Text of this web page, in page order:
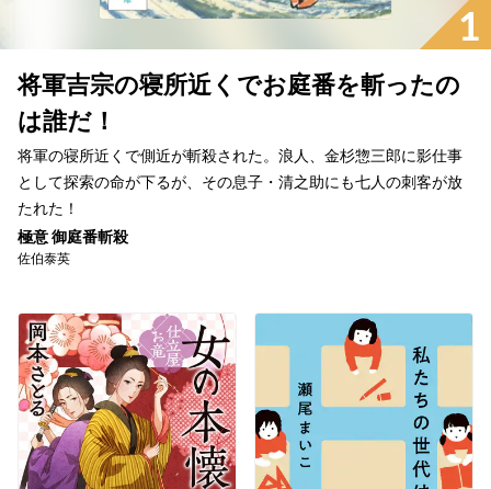
1
将軍吉宗の寝所近くでお庭番を斬ったの
は誰だ！
将軍の寝所近くで側近が斬殺された。浪人、金杉惣三郎に影仕事
として探索の命が下るが、その息子・清之助にも七人の刺客が放
たれた！
極意 御庭番斬殺
佐伯泰英